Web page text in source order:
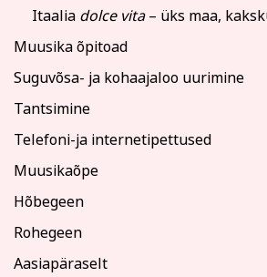
Itaalia dolce vita– üks maa,
Muusika õpitoad
Suguvõsa- ja kohaajaloo uurimine
Tantsimine
Telefoni-ja internetipettused
Muusikaõpe
Hõbegeen
Rohegeen
Aasiapäraselt